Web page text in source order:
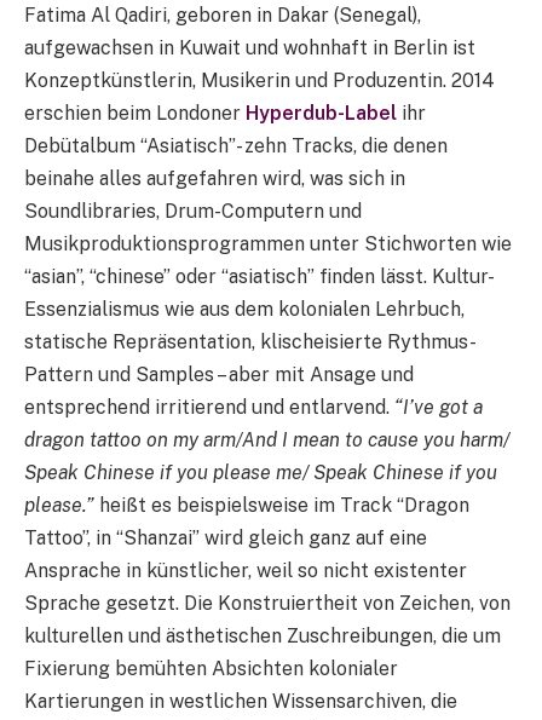
Fatima Al Qadiri, geboren in Dakar (Senegal),
aufgewachsen in Kuwait und wohnhaft in Berlin ist
Konzeptkünstlerin, Musikerin und Produzentin. 2014
erschien beim Londoner Hyperdub-Label ihr
Debütalbum “Asiatisch”- zehn Tracks, die denen
beinahe alles aufgefahren wird, was sich in
Soundlibraries, Drum-Computern und
Musikproduktionsprogrammen unter Stichworten wie
“asian”, “chinese” oder “asiatisch” finden lässt. Kultur-
Essenzialismus wie aus dem kolonialen Lehrbuch,
statische Repräsentation, klischeisierte Rythmus-
Pattern und Samples – aber mit Ansage und
entsprechend irritierend und entlarvend. “I’ve got a
dragon tattoo on my arm/And I mean to cause you harm/
Speak Chinese if you please me/ Speak Chinese if you
please.” heißt es beispielsweise im Track “Dragon
Tattoo”, in “Shanzai” wird gleich ganz auf eine
Ansprache in künstlicher, weil so nicht existenter
Sprache gesetzt. Die Konstruiertheit von Zeichen, von
kulturellen und ästhetischen Zuschreibungen, die um
Fixierung bemühten Absichten kolonialer
Kartierungen in westlichen Wissensarchiven, die